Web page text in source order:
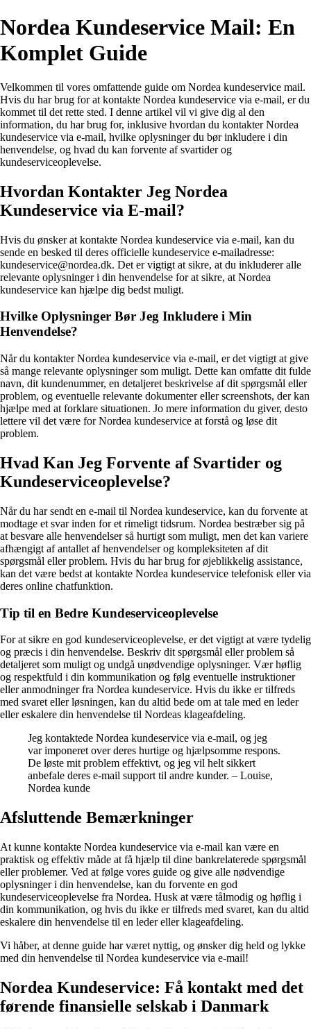
Nordea Kundeservice Mail: En
Komplet Guide
Velkommen til vores omfattende guide om Nordea kundeservice mail.
Hvis du har brug for at kontakte Nordea kundeservice via e-mail, er du
kommet til det rette sted. I denne artikel vil vi give dig al den
information, du har brug for, inklusive hvordan du kontakter Nordea
kundeservice via e-mail, hvilke oplysninger du bør inkludere i din
henvendelse, og hvad du kan forvente af svartider og
kundeserviceoplevelse.
Hvordan Kontakter Jeg Nordea
Kundeservice via E-mail?
Hvis du ønsker at kontakte Nordea kundeservice via e-mail, kan du
sende en besked til deres officielle kundeservice e-mailadresse:
kundeservice@nordea.dk. Det er vigtigt at sikre, at du inkluderer alle
relevante oplysninger i din henvendelse for at sikre, at Nordea
kundeservice kan hjælpe dig bedst muligt.
Hvilke Oplysninger Bør Jeg Inkludere i Min
Henvendelse?
Når du kontakter Nordea kundeservice via e-mail, er det vigtigt at give
så mange relevante oplysninger som muligt. Dette kan omfatte dit fulde
navn, dit kundenummer, en detaljeret beskrivelse af dit spørgsmål eller
problem, og eventuelle relevante dokumenter eller screenshots, der kan
hjælpe med at forklare situationen. Jo mere information du giver, desto
lettere vil det være for Nordea kundeservice at forstå og løse dit
problem.
Hvad Kan Jeg Forvente af Svartider og
Kundeserviceoplevelse?
Når du har sendt en e-mail til Nordea kundeservice, kan du forvente at
modtage et svar inden for et rimeligt tidsrum. Nordea bestræber sig på
at besvare alle henvendelser så hurtigt som muligt, men det kan variere
afhængigt af antallet af henvendelser og kompleksiteten af dit
spørgsmål eller problem. Hvis du har brug for øjeblikkelig assistance,
kan det være bedst at kontakte Nordea kundeservice telefonisk eller via
deres online chatfunktion.
Tip til en Bedre Kundeserviceoplevelse
For at sikre en god kundeserviceoplevelse, er det vigtigt at være tydelig
og præcis i din henvendelse. Beskriv dit spørgsmål eller problem så
detaljeret som muligt og undgå unødvendige oplysninger. Vær høflig
og respektfuld i din kommunikation og følg eventuelle instruktioner
eller anmodninger fra Nordea kundeservice. Hvis du ikke er tilfreds
med svaret eller løsningen, kan du altid bede om at tale med en leder
eller eskalere din henvendelse til Nordeas klageafdeling.
Jeg kontaktede Nordea kundeservice via e-mail, og jeg
var imponeret over deres hurtige og hjælpsomme respons.
De løste mit problem effektivt, og jeg vil helt sikkert
anbefale deres e-mail support til andre kunder. – Louise,
Nordea kunde
Afsluttende Bemærkninger
At kunne kontakte Nordea kundeservice via e-mail kan være en
praktisk og effektiv måde at få hjælp til dine bankrelaterede spørgsmål
eller problemer. Ved at følge vores guide og give alle nødvendige
oplysninger i din henvendelse, kan du forvente en god
kundeserviceoplevelse fra Nordea. Husk at være tålmodig og høflig i
din kommunikation, og hvis du ikke er tilfreds med svaret, kan du altid
eskalere din henvendelse til en leder eller klageafdeling.
Vi håber, at denne guide har været nyttig, og ønsker dig held og lykke
med din henvendelse til Nordea kundeservice via e-mail!
Nordea Kundeservice: Få kontakt med det
førende finansielle selskab i Danmark